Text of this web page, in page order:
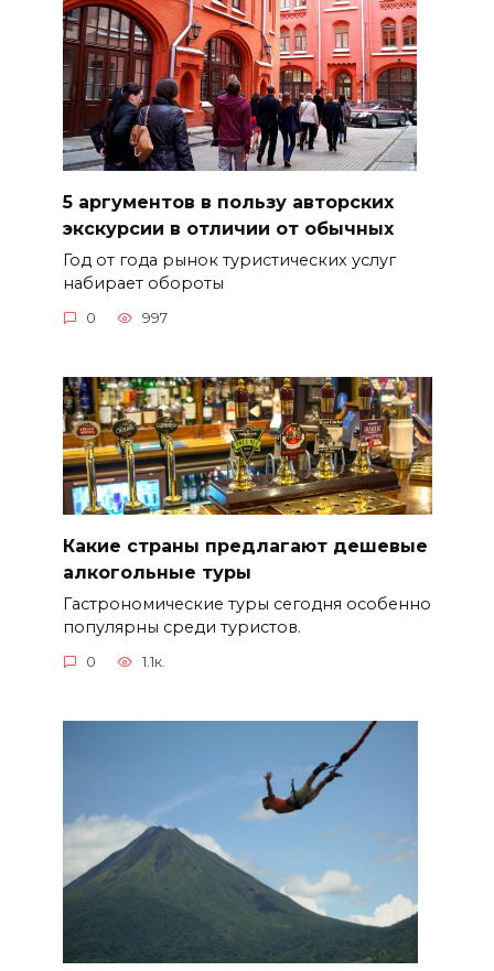
5 аргументов в пользу авторских
экскурсии в отличии от обычных
Год от года рынок туристических услуг
набирает обороты
0 997
Какие страны предлагают дешевые
алкогольные туры
Гастрономические туры сегодня особенно
популярны среди туристов.
0 1.1к.